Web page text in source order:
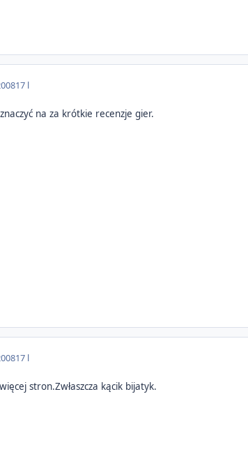
17 l
na za krótkie recenzje gier.
17 l
stron.Zwłaszcza kącik bijatyk.